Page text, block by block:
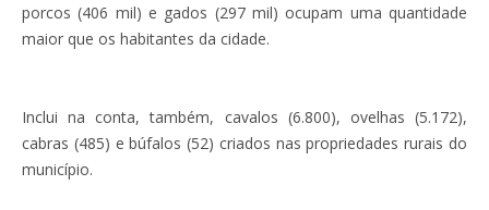
porcos (406 mil) e gados (297 mil) ocupam uma quantidade
maior que os habitantes da cidade.
Inclui na conta, também, cavalos (6.800), ovelhas (5.172),
cabras (485) e búfalos (52) criados nas propriedades rurais do
município.